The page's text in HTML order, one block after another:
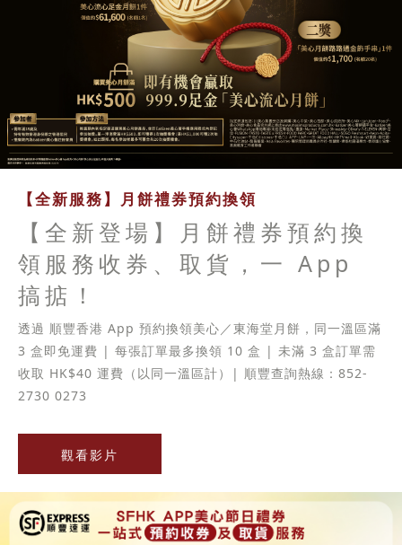
【全新服務】月餅禮券預約換領
【全新登場】月餅禮券預約換
領服務收券、取貨，一 App
搞掂！
透過 順豐香港 App 預約換領美心／東海堂月餅，同一溫區滿
3 盒即免運費 | 每張訂單最多換領 10 盒 | 未滿 3 盒訂單需
收取 HK$40 運費（以同一溫區計）| 順豐查詢熱線：852-
2730 0273
觀看影片